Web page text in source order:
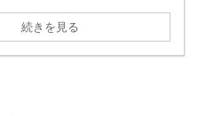
続きを見る